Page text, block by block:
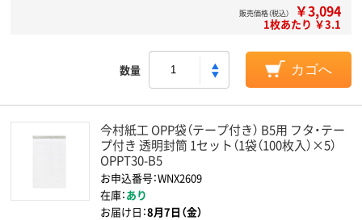
販売価格（税込） ￥3,094
1枚あたり ￥3.1
数量 カゴへ
今村紙工 OPP袋（テープ付き） B5用 フタ・テー
プ付き 透明封筒 1セット（1袋（100枚入）×5）
OPPT30-B5
お申込番号：WNX2609
在庫：あり
お届け日：8月7日（金）